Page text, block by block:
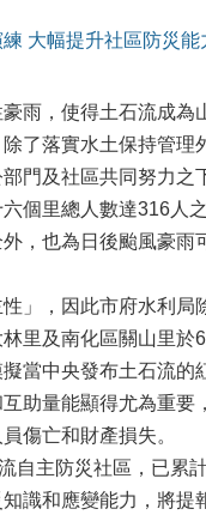
大幅提升社區防災能
雨，使得土石流成
了落實水土保持管
門及社區共同努力
個里總人數達316人
，也為日後颱風豪
」，因此市府水利
里及南化區關山里
當中央發布土石流
助量能顯得尤為重
傷亡和財產損失。
自主防災社區，已累
識和應變能力，將